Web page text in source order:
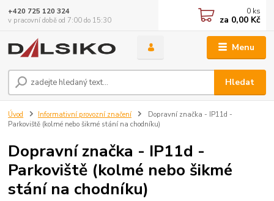
Menu
Hledat
+420 725 120 324
v pracovní době od 7:00 do 15:30
0 ks
za 0,00 Kč
Úvod Informativní provozní značení
Dopravní značka - IP11d -
Parkoviště (kolmé nebo šikmé stání na chodníku)
Dopravní značka - IP11d -
Parkoviště (kolmé nebo šikmé
stání na chodníku)